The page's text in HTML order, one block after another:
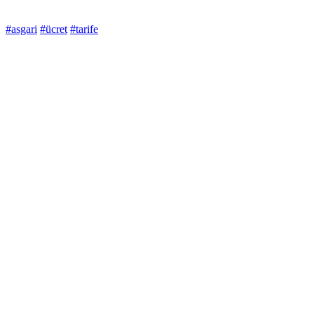
#asgari #ücret #tarife